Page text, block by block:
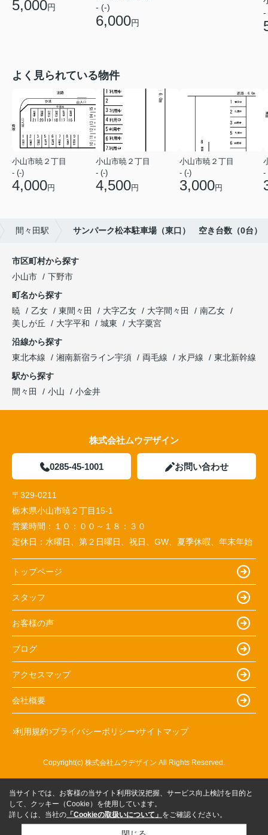
5,000円
- (-)
6,000円
-
よく見られている物件
小山市暁２丁目
- (-)
4,000円
小山市暁２丁目
- (-)
4,500円
小山市暁２丁目
- (-)
3,000円
-
間々田駅 サンパーク松本駐車場（東口） 空き台数（0台）
市区町村から探す
小山市
下野市
町名から探す
暁
乙女 東間々田 大字乙女 大字間々田
南乙女
美しが丘
大字平和 城東
大字粟宮
沿線から探す
東北本線
湘南新宿ライン宇須 両毛線 水戸線
東北新幹線
駅から探す
間々田
小山 小金井
株式会社ムウデザイン
0285-45-1001 お問い合わせ
〒329-0211
栃木県小山市暁２丁目15-1
営業時間： １０：００～１８：３０
定休日： 水曜日、第２日曜日、祝日、GW、夏季休暇、年末年始
トップページ
スタッフ
お客様の声
ブログ
アクセスマップ
会社概要
利用規約 プライバシーポリシー サイトマップ
Copyright(c) 株式会社ムウデザイン All Rights Reserved.
当サイトでは、お客様の当サイト利用状況把握、サービス向上検討を目的と
して、クッキー（Cookie）を使用しています。
詳しくは、当社の 「Cookieの取扱いについて」 をご確認ください。